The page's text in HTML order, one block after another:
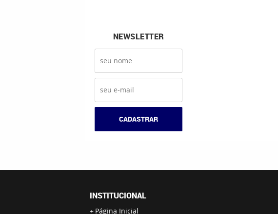
NEWSLETTER
CADASTRAR
INSTITUCIONAL
Página Inicial